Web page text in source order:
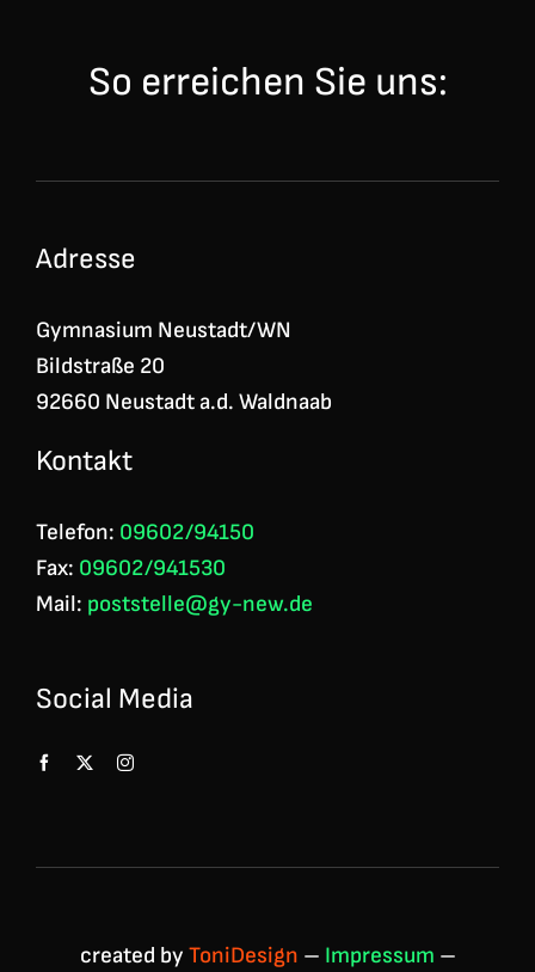
So erreichen Sie uns:
Adresse
Gymnasium Neustadt/WN
Bildstraße 20
92660 Neustadt a.d. Waldnaab
Kontakt
Telefon: 09602/94150
Fax: 09602/941530
Mail: poststelle@gy-new.de
Social Media
created by ToniDesign – Impressum –